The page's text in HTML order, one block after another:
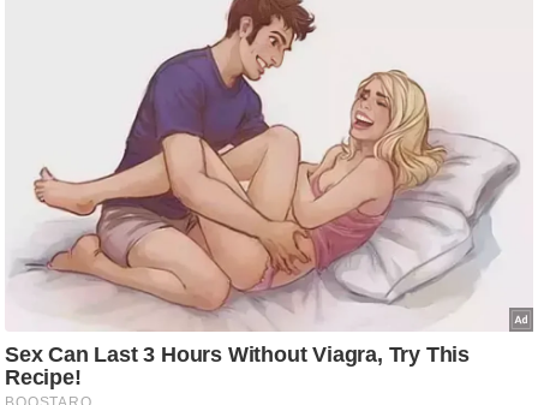
ल
क्नॉ
जी
ब्यू
टी